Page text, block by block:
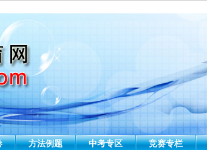
方法例题 中考专区 竞赛专栏